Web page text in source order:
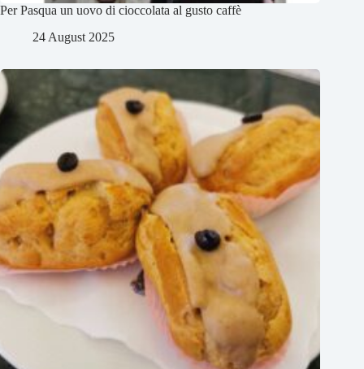
Per Pasqua un uovo di cioccolata al gusto caffè
24 August 2025